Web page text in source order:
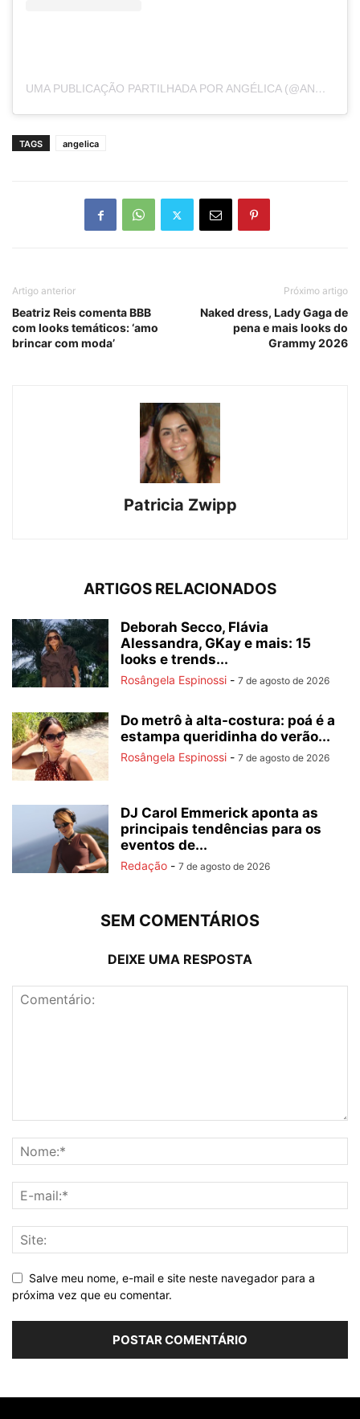
UMA PUBLICAÇÃO PARTILHADA POR ANGÉLICA (@ANGELICAKSY)
TAGS angelica
Artigo anterior
Beatriz Reis comenta BBB
com looks temáticos: ‘amo
brincar com moda’
Próximo artigo
Naked dress, Lady Gaga de
pena e mais looks do
Grammy 2026
Patricia Zwipp
ARTIGOS RELACIONADOS
Deborah Secco, Flávia
Alessandra, GKay e mais: 15
looks e trends...
Rosângela Espinossi - 7 de agosto de 2026
Do metrô à alta-costura: poá é a
estampa queridinha do verão...
Rosângela Espinossi - 7 de agosto de 2026
DJ Carol Emmerick aponta as
principais tendências para os
eventos de...
Redação - 7 de agosto de 2026
SEM COMENTÁRIOS
DEIXE UMA RESPOSTA
Salve meu nome, e-mail e site neste navegador para a
próxima vez que eu comentar.